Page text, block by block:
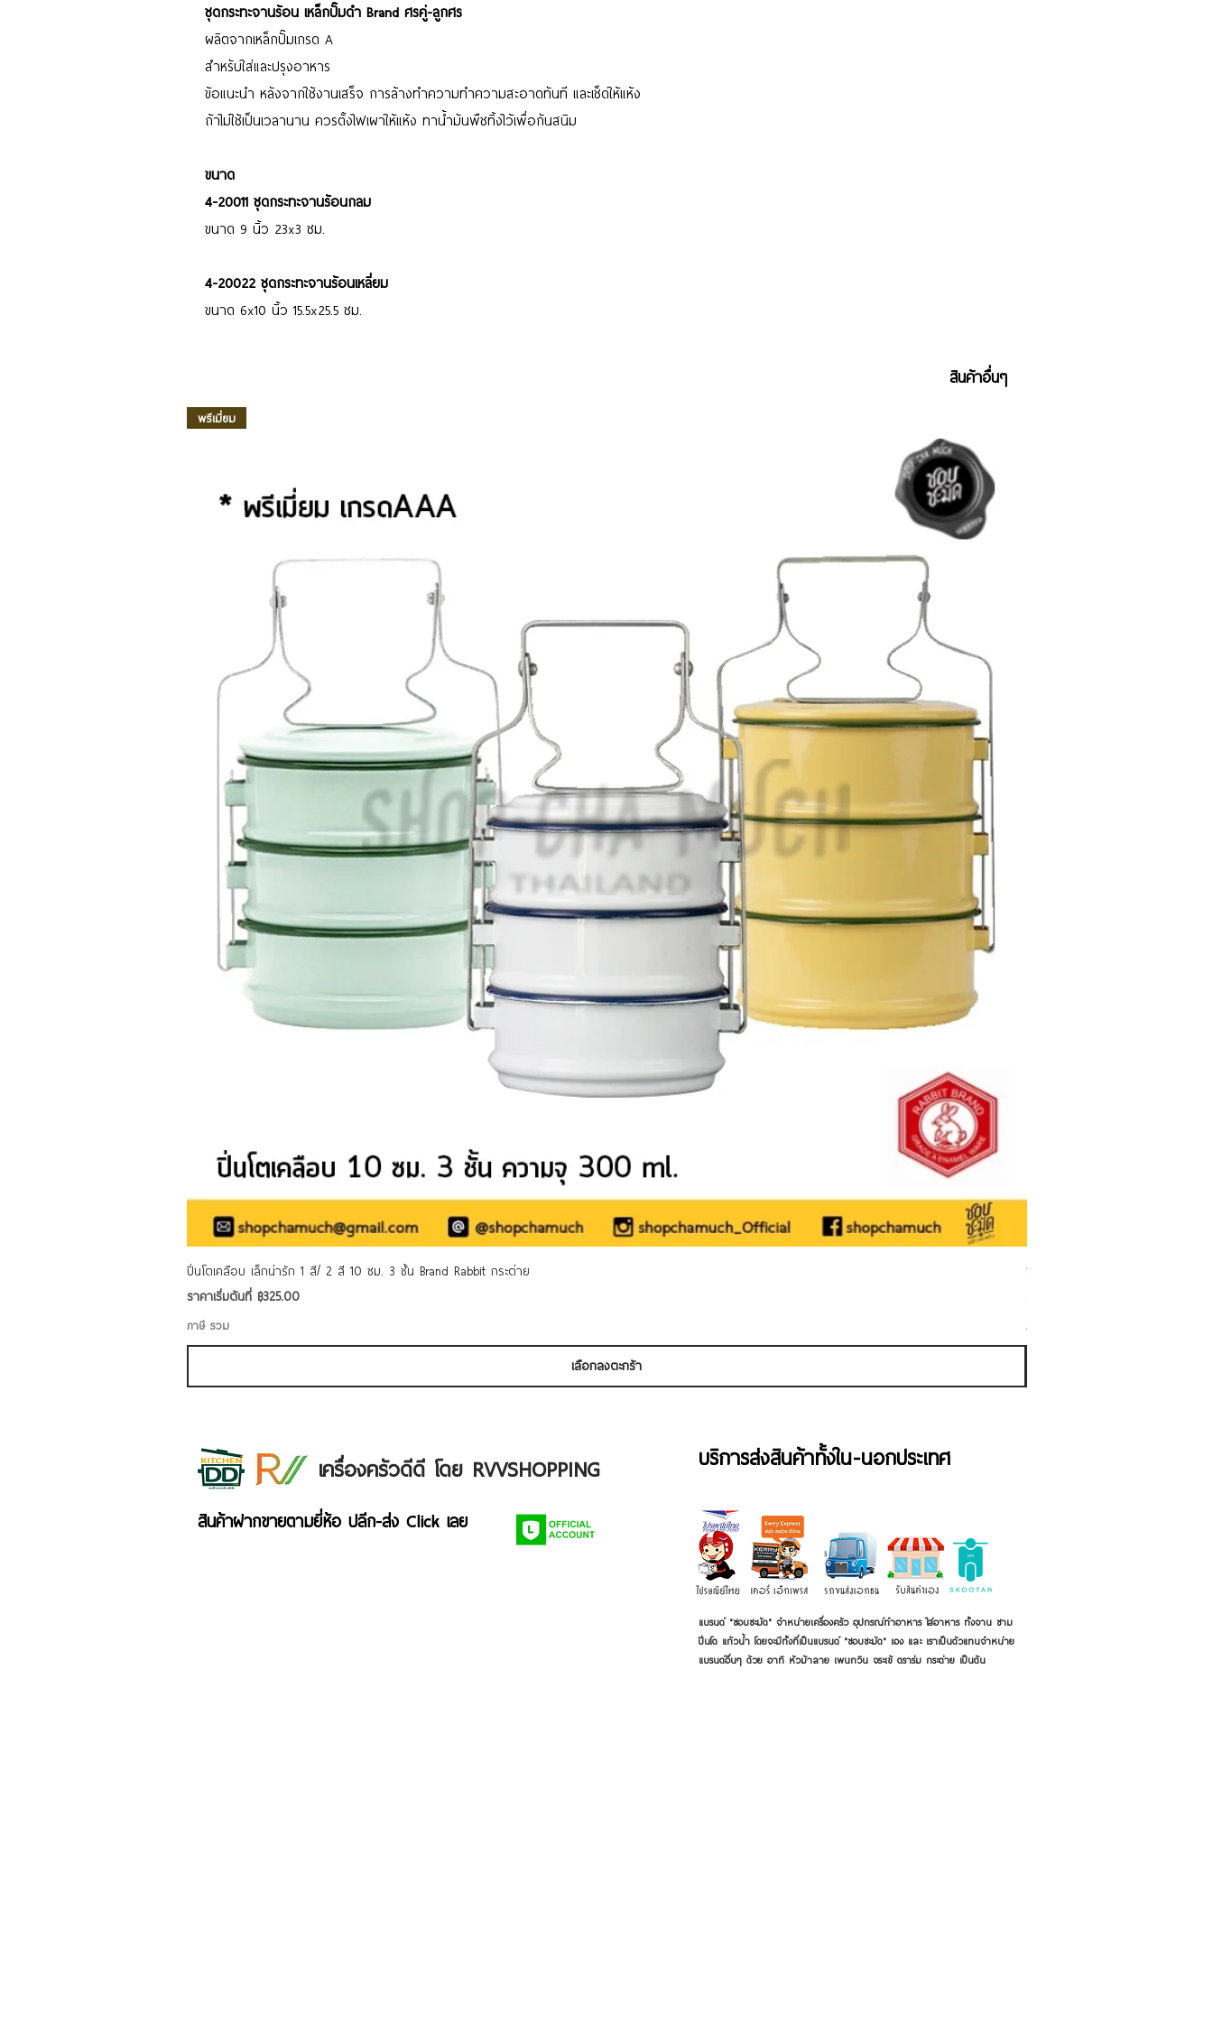
ชุดกระทะจานร้อน เหล็กปั๊มดำ Brand ศรคู่-ลูกศร
ผลิตจากเหล็กปั๊มเกรด A
สำหรับใส่และปรุงอาหาร
ข้อแนะนำ หลังจากใช้งานเสร็จ การล้างทำความทำความสะอาดทันที และเช็ดให้แห้ง
ถ้าไม่ใช้เป็นเวลานาน ควรตั้งไฟเผาให้แห้ง ทาน้ำมันพืชทิ้งไว้เพื่อกันสนิม
ขนาด
4-20011 ชุดกระทะจานร้อนกลม
ขนาด 9 นิ้ว 23x3 ซม.
4-20022 ชุดกระทะจานร้อนเหลี่ยม
ขนาด 6x10 นิ้ว 15.5x25.5 ซม.
สินค้าอื่นๆ
พรีเมี่ยม
ปิ่นโตเคลือบ เล็กน่ารัก 1 สี/ 2 สี 10 ซม. 3 ชั้น Brand Rabbit กระต่าย
ราคาเริ่มต้นที่ ฿325.00
ราคาขายลด
ภาษี รวม
เลือกลงตะกร้า
ชามเคลือบ Enamel Food grade ล
ภาษี รวม
เครื่องครัวดีดี โดย RVVSHOPPING
สินค้าฝากขายตามยี่ห้อ ปลีก-ส่ง Click เลย
บริการส่งสินค้าทั้งใน-นอกประเทศ
แบรนด์ "ชอบชะมัด" จำหน่ายเครื่องครัว อุปกรณ์ทำอาหาร ใส่อาหาร ทั้งจาน ชาม
ปิ่นโต แก้วน้ำ โดยจะมีทั้งที่เป็นแบรนด์ "ชอบชะมัด" เอง และ เราเป็นตัวแทนจำหน่าย
แบรนด์อื่นๆ ด้วย อาทิ หัวม้าลาย เพนกวิน จระเข้ ตราร่ม กระต่าย เป็นต้น